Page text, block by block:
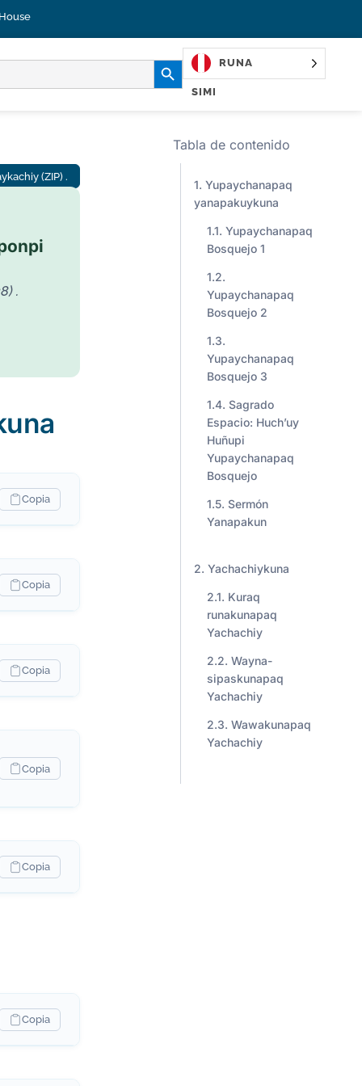
MASKAY BOTÓN
RUNA
SIMI
(ZIP) .
.
Copia
Copia
Copia
Copia
Copia
Copia
Tabla de contenido
Yupaychanapaq
yanapakuykuna
Yupaychanapaq
Bosquejo 1
Yupaychanapaq
Bosquejo 2
Yupaychanapaq
Bosquejo 3
Sagrado
Espacio: Huch’uy
Huñupi
Yupaychanapaq
Bosquejo
Sermón
Yanapakun
Yachachiykuna
Kuraq
runakunapaq
Yachachiy
Wayna-
sipaskunapaq
Yachachiy
Wawakunapaq
Yachachiy